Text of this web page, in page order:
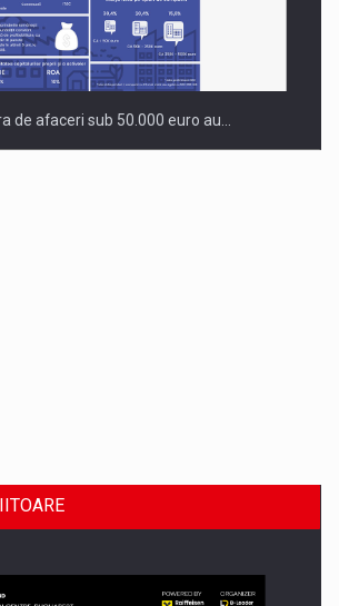
de afaceri sub 50.000 euro au…